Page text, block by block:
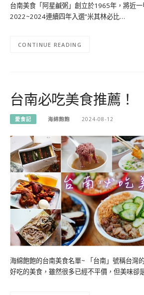
台南美食「阿星鹹粥」創立於1965年，將近一
2022~2024連續四年入選”米其林必比…
CONTINUE READING
台南必吃美食推薦！
愛食記 海綿飽飽 2024-08-12
海綿飽飽的台南美食名單~ 「台南」號稱台灣
好吃的美食，雖然很多已經不平價，但美味卻